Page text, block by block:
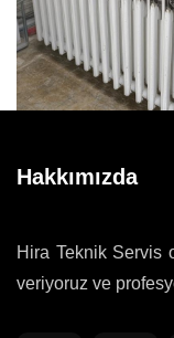
Hakkımızda
Hira Teknik Servis
veriyoruz ve